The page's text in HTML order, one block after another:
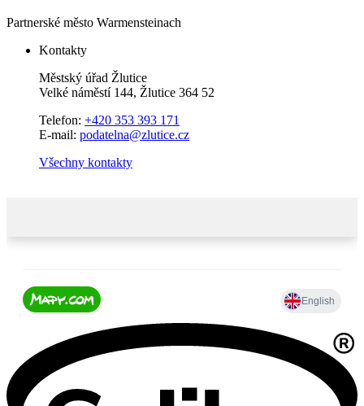
Partnerské město Warmensteinach
Kontakty
Městský úřad Žlutice
Velké náměstí 144, Žlutice 364 52
Telefon: +420 353 393 171
E-mail: podatelna@zlutice.cz
Všechny kontakty